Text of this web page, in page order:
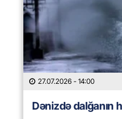
27.07.2026 - 14:00
Dənizdə dalğanın